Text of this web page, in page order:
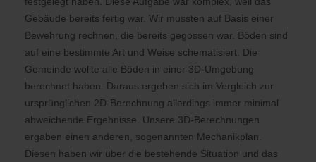
Gebäude bereits fertig war. Wir mussten auf Basis einer
Bewehrung rechnen, die bereits gegossen war. Böden sind
auf eine bestimmte Art und Weise schematisiert. Die
Gemeinde wollte alle Böden in einer 3D-Umgebung
berechnet haben. Daraus ergeben sich im Vergleich zur
ursprünglichen 2D-Berechnung allerdings immer minimal
abweichende Ergebnisse. Unsere 3D-Berechnungen
ergaben einen anderen, sogenannten Mechanikplan.
Diesen haben wir über die bestehende Situation und das